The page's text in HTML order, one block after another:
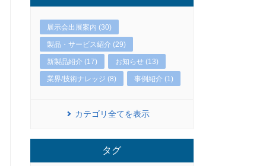
展示会出展案内 (30)
製品・サービス紹介 (29)
新製品紹介 (17) お知らせ (13)
業界/技術ナレッジ (8) 事例紹介 (1)
カテゴリ全てを表示
タグ